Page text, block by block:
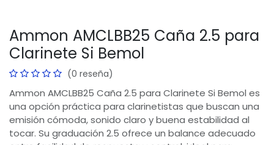
Ammon AMCLBB25 Caña 2.5 para
Clarinete Si Bemol
(0 reseña)
Ammon AMCLBB25 Caña 2.5 para Clarinete Si Bemol es
una opción práctica para clarinetistas que buscan una
emisión cómoda, sonido claro y buena estabilidad al
tocar. Su graduación 2.5 ofrece un balance adecuado